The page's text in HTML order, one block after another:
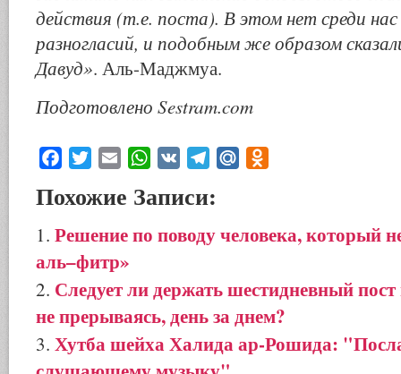
действия (т.е. поста). В этом нет среди нас
разногласий, и подобным же образом
Давуд». Аль-Маджмуа.
Подготовлено Sestram.com
Facebook
Twitter Email WhatsApp
VK TelegramMail.Ru
Похожие Записи:
Решение по поводу человека, который
аль–фитр»
Следует ли держать шестидневный
не прерываясь, день за днем?
Хутба шейха Халида ар-Рошида:
слушающему музыку"